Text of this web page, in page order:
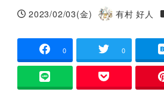
投稿日
2023/02/03(金)
著
有村 好人
0 0